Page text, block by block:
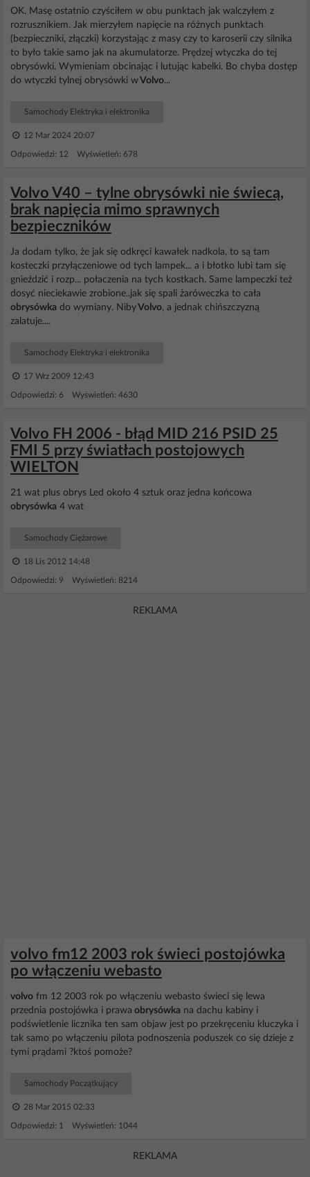
OK. Masę ostatnio czyściłem w obu punktach jak walczyłem z
rozrusznikiem. Jak mierzyłem napięcie na różnych punktach
(bezpieczniki, złączki) korzystając z masy czy to karoserii czy silnika
to było takie samo jak na akumulatorze. Prędzej wtyczka do tej
obrysówki. Wymieniam obcinając i lutując kabelki. Bo chyba dostęp
do wtyczki tylnej obrysówki wVolvo...
Samochody Elektryka i elektronika
12 Mar 2024 20:07
Odpowiedzi: 12 Wyświetleń: 678
Volvo V40 – tylne obrysówki nie świecą,
brak napięcia mimo sprawnych
bezpieczników
Ja dodam tylko, że jak się odkręci kawałek nadkola, to są tam
kosteczki przyłączeniowe od tych lampek... a i błotko lubi tam się
gnieździć i rozp... połaczenia na tych kostkach. Same lampeczki też
dosyć nieciekawie zrobione..jak się spali żaróweczka to cała
obrysówka do wymiany. NibyVolvo, a jednak chińszczyzną
zalatuje....
Samochody Elektryka i elektronika
17 Wrz 2009 12:43
Odpowiedzi: 6 Wyświetleń: 4630
Volvo FH 2006 - błąd MID 216 PSID 25
FMI 5 przy światłach postojowych
WIELTON
21 wat plus obrys Led około 4 sztuk oraz jedna końcowa
obrysówka 4 wat
Samochody Ciężarowe
18 Lis 2012 14:48
Odpowiedzi: 9 Wyświetleń: 8214
REKLAMA
volvo fm12 2003 rok świeci postojówka
po włączeniu webasto
volvo fm 12 2003 rok po włączeniu webasto świeci się lewa
przednia postojówka i prawa obrysówka na dachu kabiny i
podświetlenie licznika ten sam objaw jest po przekręceniu kluczyka i
tak samo po włączeniu pilota podnoszenia poduszek co się dzieje z
tymi prądami ?ktoś pomoże?
Samochody Początkujący
28 Mar 2015 02:33
Odpowiedzi: 1 Wyświetleń: 1044
REKLAMA